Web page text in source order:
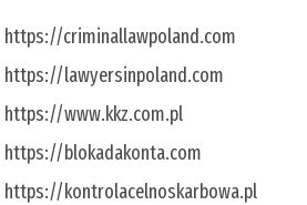
https://criminallawpoland.com
https://lawyersinpoland.com
https://www.kkz.com.pl
https://blokadakonta.com
https://kontrolacelnoskarbowa.pl